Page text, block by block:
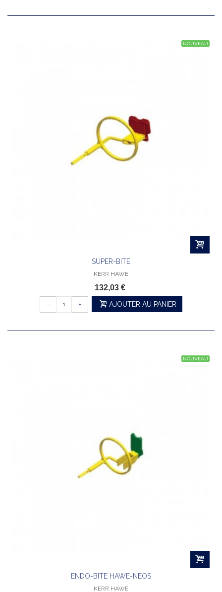
NOUVEAU
SUPER-BITE
KERR HAWE
132,03 €
- + AJOUTER AU PANIER
NOUVEAU
ENDO-BITE HAWE-NEOS
KERR HAWE